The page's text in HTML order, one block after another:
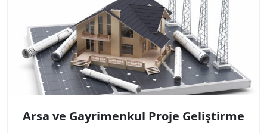
Arsa ve Gayrimenkul Proje Geliştirme